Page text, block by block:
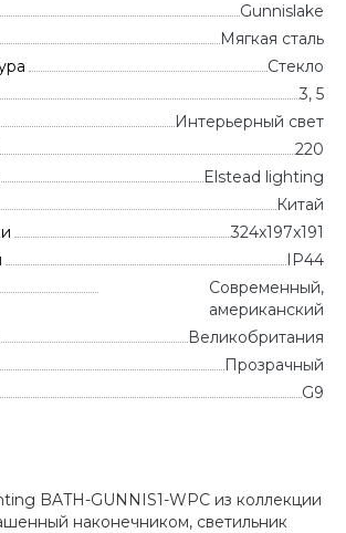
Gunnislake
Мягкая сталь
Стекло
3, 5
Интерьерный свет
220
Elstead lighting
Китай
324x197x191
IP44
Современный,
американский
Великобритания
Прозрачный
G9
BATH-GUNNIS1-WPC из коллекции
наконечником, светильник